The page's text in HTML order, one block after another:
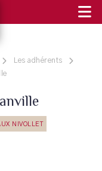
Les adhérents
NIVOLLET